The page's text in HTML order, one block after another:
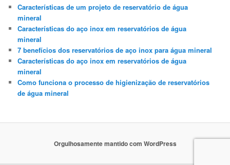
Características de um projeto de reservatório de água
mineral
Características do aço inox em reservatórios de água
mineral
7 benefícios dos reservatórios de aço inox para água mineral
Características do aço inox em reservatórios de água
mineral
Como funciona o processo de higienização de reservatórios
de água mineral
Orgulhosamente mantido com WordPress